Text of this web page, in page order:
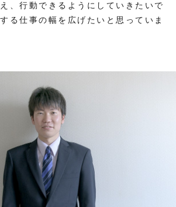
、行動できるようにしていきたいで
る仕事の幅を広げたいと思っていま